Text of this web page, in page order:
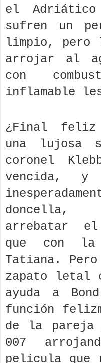
el Adriático
sufren un
limpio, pero
arrojar al
con
inflamable
¿Final feliz
una lujosa
coronel
vencida, y
arrebatar
que con la
Tatiana.
zapato letal
ayuda a
función
de la pareja
007
película que